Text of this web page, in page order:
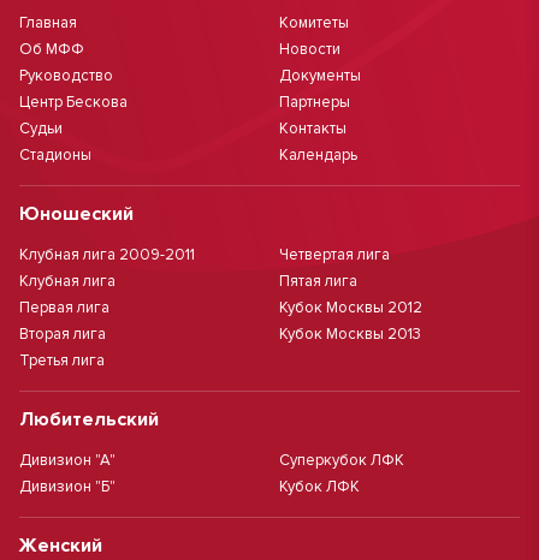
Главная
Об МФФ
Руководство
Центр Бескова
Судьи
Стадионы
Комитеты
Новости
Документы
Партнеры
Контакты
Календарь
Юношеский
Клубная лига 2009-2011
Клубная лига
Первая лига
Вторая лига
Третья лига
Четвертая лига
Пятая лига
Кубок Москвы 2012
Кубок Москвы 2013
Любительский
Дивизион "А"
Дивизион "Б"
Суперкубок ЛФК
Кубок ЛФК
Женский